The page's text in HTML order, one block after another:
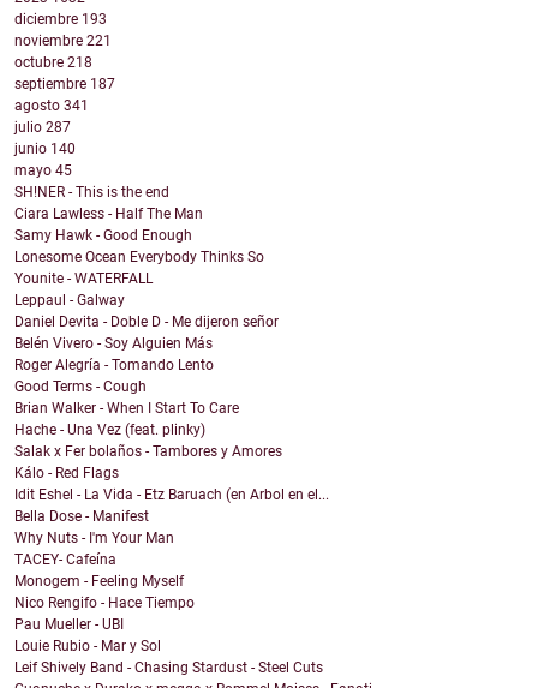
diciembre 193
noviembre 221
octubre 218
septiembre 187
agosto 341
julio 287
junio 140
mayo 45
SH!NER - This is the end
Ciara Lawless - Half The Man
Samy Hawk - Good Enough
Lonesome Ocean Everybody Thinks So
Younite - WATERFALL
Leppaul - Galway
Daniel Devita - Doble D - Me dijeron señor
Belén Vivero - Soy Alguien Más
Roger Alegría - Tomando Lento
Good Terms - Cough
Brian Walker - When I Start To Care
Hache - Una Vez (feat. plinky)
Salak x Fer bolaños - Tambores y Amores
Kálo - Red Flags
Idit Eshel - La Vida - Etz Baruach (en Arbol en el...
Bella Dose - Manifest
Why Nuts - I'm Your Man
TACEY- Cafeína
Monogem - Feeling Myself
Nico Rengifo - Hace Tiempo
Pau Mueller - UBI
Louie Rubio - Mar y Sol
Leif Shively Band - Chasing Stardust - Steel Cuts